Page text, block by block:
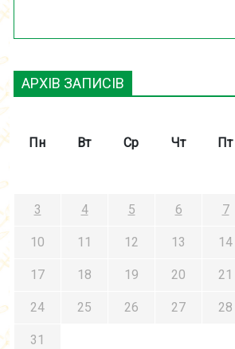
АРХІВ ЗАПИСІВ
Пн Вт Ср Чт Пт
3 4 5 6 7
10 11 12 13 14
17 18 19 20 21
24 25 26 27 28
31